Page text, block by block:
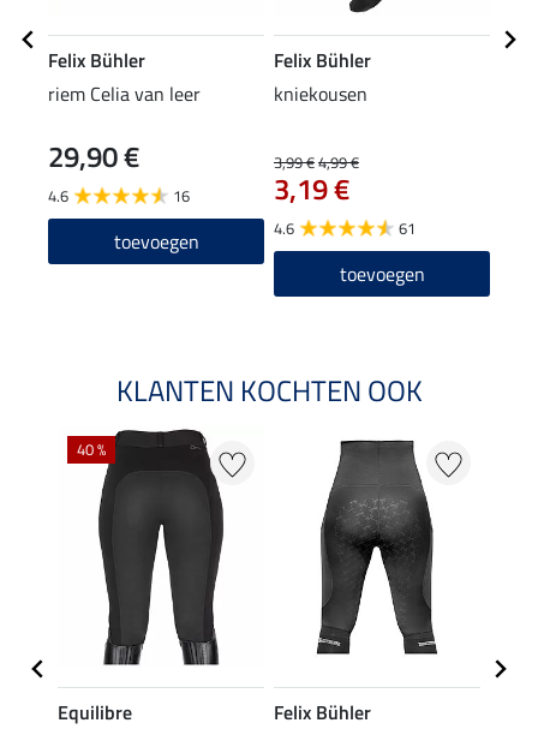
Felix Bühler
riem Celia van leer
29,90 €
4.6 16
toevoegen
Felix Bühler
kniekousen
3,99 €4,99 €
3,19 €
4.6 61
toevoegen
KLANTEN KOCHTEN OOK
40 %
Equilibre
Felix Bühler